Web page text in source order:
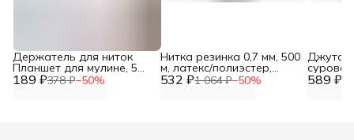
189 ₽378 ₽−50%
Держатель для ниток
Планшет для мулине, 5
шт/упак, Hobby&Pro 532 ₽1 064 ₽−50%
Нитка резинка 0,7 мм, 500
м, латекс/полиэстер,
Айрис 589 ₽